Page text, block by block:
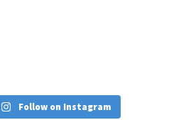
Follow on Instagram